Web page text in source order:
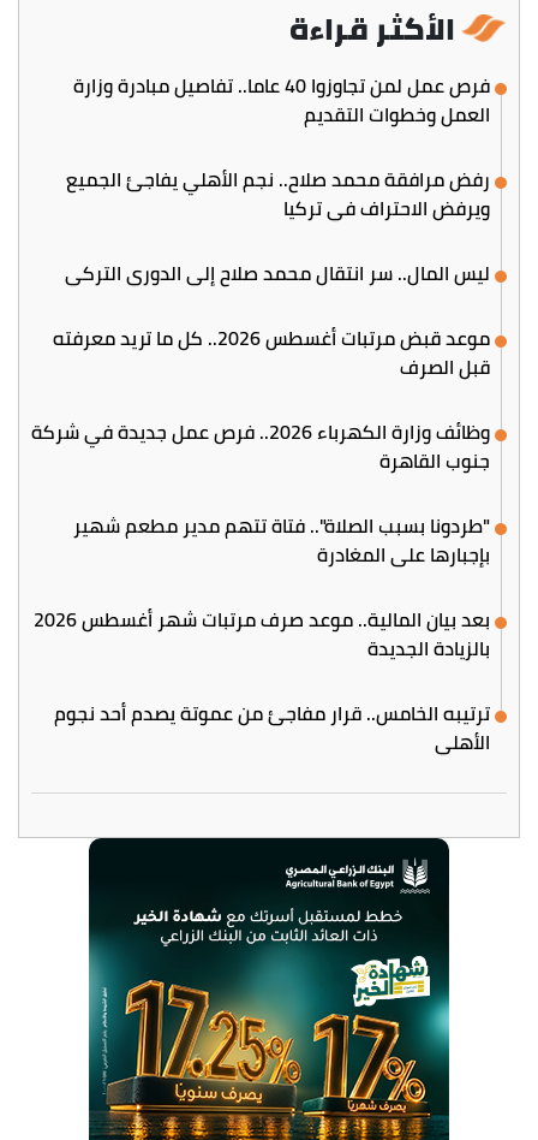
الأكثر قراءة
فرص عمل لمن تجاوزوا 40 عاما.. تفاصيل مبادرة وزارة
العمل وخطوات التقديم
رفض مرافقة محمد صلاح.. نجم الأهلي يفاجئ الجميع
ويرفض الاحتراف في تركيا
ليس المال.. سر انتقال محمد صلاح إلى الدوري التركي
موعد قبض مرتبات أغسطس 2026.. كل ما تريد معرفته
قبل الصرف
وظائف وزارة الكهرباء 2026.. فرص عمل جديدة في شركة
جنوب القاهرة
"طردونا بسبب الصلاة".. فتاة تتهم مدير مطعم شهير
بإجبارها على المغادرة
بعد بيان المالية.. موعد صرف مرتبات شهر أغسطس 2026
بالزيادة الجديدة
ترتيبه الخامس.. قرار مفاجئ من عموتة يصدم أحد نجوم
الأهلي